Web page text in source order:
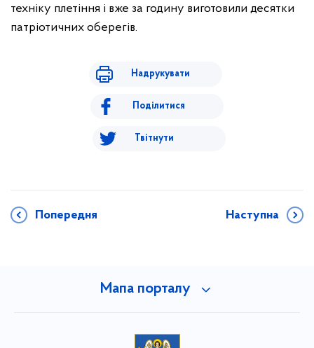
техніку плетіння і вже за годину виготовили десятки
патріотичних оберегів.
Надрукувати
Поділитися
Твітнути
Попередня Наступна
Мапа порталу